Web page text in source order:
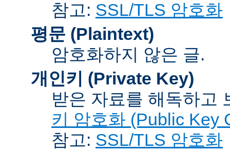
참고: SSL/TLS 암호화
평문 (Plaintext)
암호화하지 않은 글.
개인키 (Private Key)
받은 자료를 해독하고
키 암호화 (Public Key
참고: SSL/TLS 암호화